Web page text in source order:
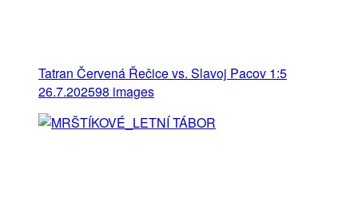
Tatran Červená Řečice vs. Slavoj Pacov 1:5
26.7.202598 images